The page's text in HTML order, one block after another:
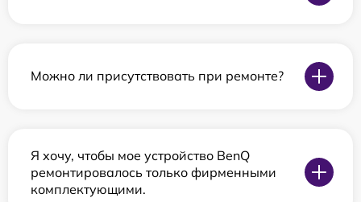
Можно ли присутствовать при ремонте?
Я хочу, чтобы мое устройство BenQ
ремонтировалось только фирменными
комплектующими.